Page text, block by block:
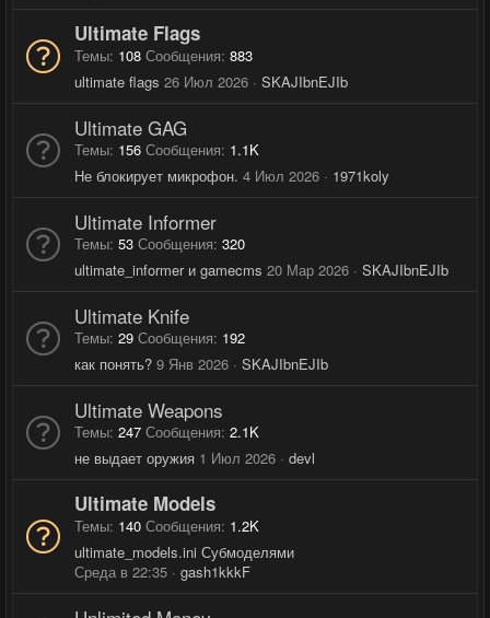
Ultimate Flags
Темы 108 Сообщения 883
ultimate flags 26 Июл 2026 SKAJIbnEJIb
Ultimate GAG
Темы 156 Сообщения 1.1K
Не блокирует микрофон. 4 Июл 2026 1971koly
Ultimate Informer
Темы 53 Сообщения 320
ultimate_informer и gamecms 20 Мар 2026 SKAJIbnEJIb
Ultimate Knife
Темы 29 Сообщения 192
как понять? 9 Янв 2026 SKAJIbnEJIb
Ultimate Weapons
Темы 247 Сообщения 2.1K
не выдает оружия 1 Июл 2026 devl
Ultimate Models
Темы 140 Сообщения 1.2K
ultimate_models.ini Субмоделями
Среда в 22:35
gash1kkkF